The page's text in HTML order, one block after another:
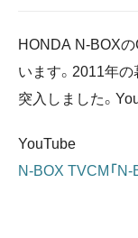
HONDA N-BOX
います。2011年
突入しました。
YouTube
N-BOX TVCM「